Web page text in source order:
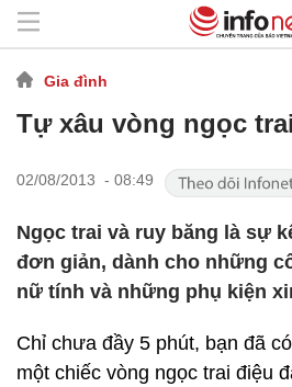
Gia đình
Tự xâu vòng ngọc
02/08/2013 - 08:49
Ngọc trai và ruy băng là sự
đơn giản, dành cho những
nữ tính và những phụ kiện
Chỉ chưa đầy 5 phút, bạn đã
một chiếc vòng ngọc trai điệu